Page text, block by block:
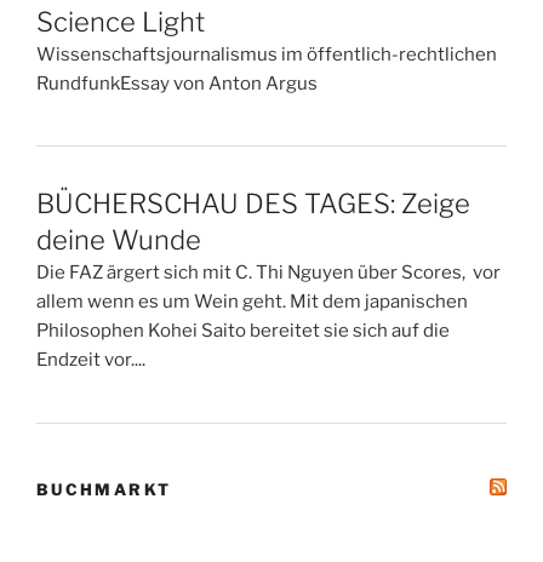
Science Light
Wissenschaftsjournalismus im öffentlich-rechtlichen
RundfunkEssay von Anton Argus
BÜCHERSCHAU DES TAGES: Zeige
deine Wunde
Die FAZ ärgert sich mit C. Thi Nguyen über Scores, vor
allem wenn es um Wein geht. Mit dem japanischen
Philosophen Kohei Saito bereitet sie sich auf die
Endzeit vor....
BUCHMARKT